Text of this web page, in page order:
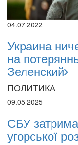
04.07.2022
Украина
на
Зеленский
ПОЛИТИКА
09.05.2025
СБУ
угорської